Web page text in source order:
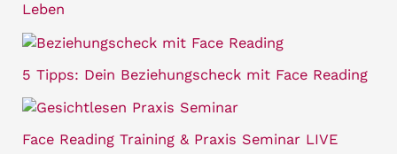
Leben
5 Tipps: Dein Beziehungscheck mit Face Reading
Face Reading Training & Praxis Seminar LIVE